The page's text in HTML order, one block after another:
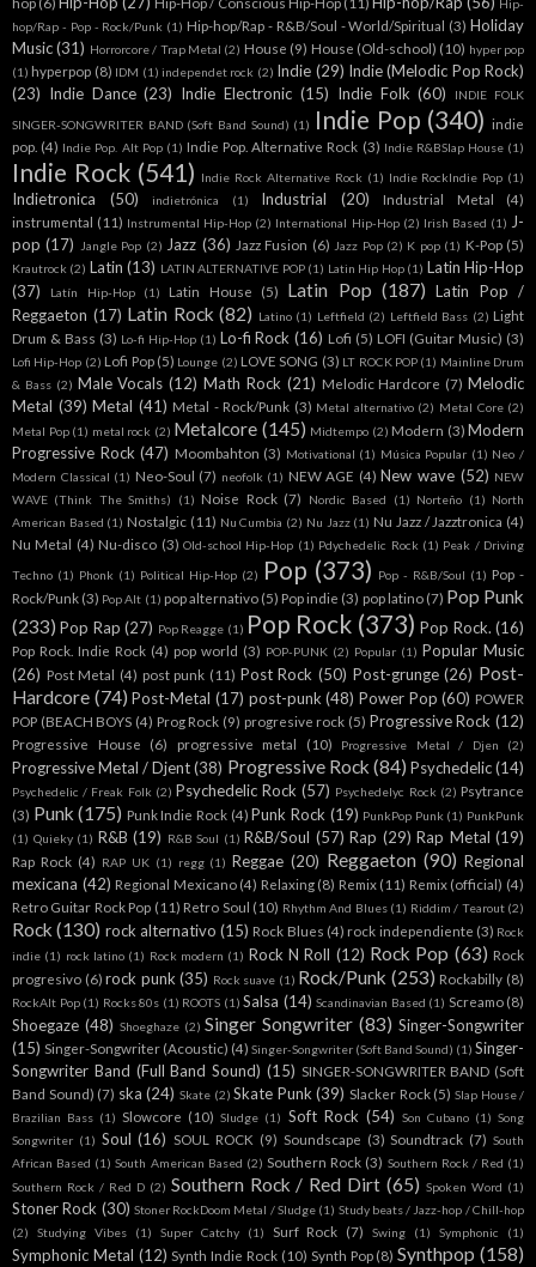
Hip-
hop/Rap - Pop - Rock/Punk (1) Hip-hop/Rap - R&B/Soul - World/Spiritual (3) Holiday
Music (31) Horrorcore / Trap Metal (2) House (9) House (Old-school) (10) hyper pop
(1) hyperpop (8) IDM (1) independet rock (2) Indie (29) Indie (Melodic Pop Rock)
(23) Indie Dance (23) Indie Electronic (15) Indie Folk (60) INDIE FOLK
SINGER-SONGWRITER BAND (Soft Band Sound) (1) Indie Pop (340) indie
pop. (4) Indie Pop. Alt Pop (1) Indie Pop. Alternative Rock (3) Indie R&BSlap House (1)
Indie Rock (541) Indie Rock Alternative Rock (1) Indie RockIndie Pop (1)
Indietronica (50) indietrónica (1) Industrial (20) Industrial Metal
(4)
instrumental (11) Instrumental Hip-Hop (2) International Hip-Hop (2) Irish Based (1) J-
pop (17) Jangle Pop (2) Jazz (36) Jazz Fusion (6) Jazz Pop (2) K pop (1) K-Pop (5)
Krautrock (2) Latin (13) LATIN ALTERNATIVE POP (1) Latin Hip Hop (1) Latin Hip-Hop
(37)
Latín Hip-Hop (1) Latin House (5) Latin Pop (187) Latin Pop /
Reggaeton (17) Latin Rock (82) Latino (1) Leftfield (2) Leftfield Bass (2) Light
Drum & Bass (3) Lo-fi Hip-Hop (1) Lo-fi Rock (16) Lofi (5) LOFI (Guitar Music) (3)
Lofi Hip-Hop (2) Lofi Pop (5) Lounge (2) LOVE SONG (3) LT ROCK POP (1) Mainline Drum
& Bass (2) Male Vocals (12) Math Rock (21) Melodic Hardcore (7) Melodic
Metal (39) Metal (41) Metal - Rock/Punk (3) Metal alternativo (2) Metal Core (2)
Metal Pop (1) metal rock (2) Metalcore (145) Midtempo (2) Modern (3) Modern
Progressive Rock (47) Moombahton (3) Motivational (1) Música Popular (1) Neo /
Modern Classical (1) Neo-Soul (7) neofolk (1) NEW AGE (4) New wave (52) NEW
WAVE (Think The Smiths)
(1) Noise Rock (7) Nordic Based (1) Norteño (1) North
American Based (1) Nostalgic (11) Nu Cumbia (2) Nu Jazz (1) Nu Jazz / Jazztronica (4)
Nu Metal (4) Nu-disco (3) Old-school Hip-Hop (1) Pdychedelic Rock (1) Peak / Driving
Techno (1) Phonk (1) Political Hip-Hop (2) Pop (373) Pop - R&B/Soul (1) Pop -
Rock/Punk (3) Pop Alt (1) pop alternativo (5) Pop indie (3) pop latino (7) Pop Punk
(233) Pop Rap (27) Pop Reagge (1) Pop Rock (373) Pop Rock. (16)
Pop Rock. Indie Rock (4) pop world (3) POP-PUNK (2) Popular (1) Popular Music
(26) Post Metal (4) post punk (11) Post Rock (50) Post-grunge (26) Post-
Hardcore (74) Post-Metal (17) post-punk (48) Power Pop (60) POWER
POP (BEACH BOYS (4) Prog Rock (9) progresive rock (5) Progressive Rock (12)
Progressive House (6) progressive metal (10) Progressive Metal / Djen (2)
Progressive Metal / Djent (38) Progressive Rock (84) Psychedelic(14)
Psychedelic / Freak Folk (2) Psychedelic Rock (57) Psychedelyc Rock (2) Psytrance
(3) Punk (175) Punk Indie Rock (4) Punk Rock (19) PunkPop Punk (1) PunkPunk
(1) Quieky (1) R&B (19) R&B Soul (1) R&B/Soul (57) Rap (29) Rap Metal (19)
Rap Rock (4) RAP UK (1) regg (1) Reggae (20) Reggaeton (90) Regional
mexicana (42) Regional Mexicano (4) Relaxing (8) Remix (11) Remix (official) (4)
Retro Guitar Rock Pop (11) Retro Soul (10) Rhythm And Blues (1) Riddim / Tearout (2)
Rock (130) rock alternativo (15) Rock Blues (4) rock independiente (3) Rock
indie (1) rock latino (1) Rock modern (1) Rock N Roll (12) Rock Pop (63) Rock
progresivo (6) rock punk (35) Rock suave (1) Rock/Punk (253) Rockabilly (8)
RockAlt Pop (1) Rocks 80s (1) ROOTS (1) Salsa (14) Scandinavian Based (1) Screamo (8)
Shoegaze (48) Shoeghaze (2) Singer Songwriter (83) Singer-Songwriter
(15) Singer-Songwriter (Acoustic) (4) Singer-Songwriter (Soft Band Sound) (1) Singer-
Songwriter Band (Full Band Sound) (15) SINGER-SONGWRITER BAND (Soft
Band Sound) (7) ska (24) Skate (2) Skate Punk (39) Slacker Rock (5) Slap House /
Brazilian Bass (1) Slowcore (10) Sludge (1) Soft Rock (54) Son Cubano (1) Song
Songwriter (1) Soul (16) SOUL ROCK (9) Soundscape (3) Soundtrack (7) South
African Based (1) South American Based (2) Southern Rock (3) Southern Rock / Red (1)
Southern Rock / Red D (2) Southern Rock / Red Dirt (65) Spoken Word (1)
Stoner Rock (30) Stoner RockDoom Metal / Sludge (1) Study beats / Jazz-hop / Chill-hop
(2)
Studying Vibes (1) Super Catchy (1) Surf Rock (7) Swing (1) Symphonic (1)
Symphonic Metal (12) Synth Indie Rock (10) Synth Pop (8) Synthpop (158)